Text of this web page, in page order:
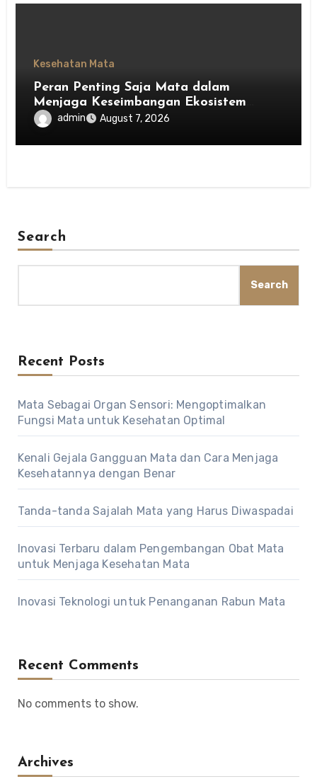
Kesehatan Mata
Peran Penting Saja Mata dalam
Menjaga Keseimbangan Ekosistem
Indonesia
admin August 7, 2026
Search
Search
Recent Posts
Mata Sebagai Organ Sensori: Mengoptimalkan
Fungsi Mata untuk Kesehatan Optimal
Kenali Gejala Gangguan Mata dan Cara Menjaga
Kesehatannya dengan Benar
Tanda-tanda Sajalah Mata yang Harus Diwaspadai
Inovasi Terbaru dalam Pengembangan Obat Mata
untuk Menjaga Kesehatan Mata
Inovasi Teknologi untuk Penanganan Rabun Mata
Recent Comments
No comments to show.
Archives